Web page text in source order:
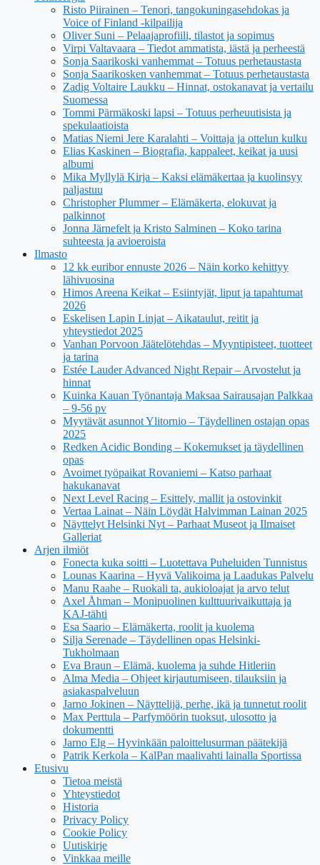
Risto Piirainen – Tenori, tangokuningasehdokas ja
Voice of Finland -kilpailija
Oliver Suni – Pelaajaprofiili, tilastot ja sopimus
Virpi Valtavaara – Tiedot ammatista, iästä ja perheestä
Sonja Saarikoski vanhemmat – Totuus perhetaustasta
Sonja Saarikosken vanhemmat – Totuus perhetaustasta
Zadig Voltaire Laukku – Hinnat, ostokanavat ja vertailu
Suomessa
Tommi Pärmäkoski lapsi – Totuus perheuutisista ja
spekulaatioista
Matias Niemi Jere Karalahti – Voittaja ja ottelun kulku
Elias Kaskinen – Biografia, kappaleet, keikat ja uusi
albumi
Mika Myllylä Kirja – Kaksi elämäkertaa ja kuolinsyy
paljastuu
Christopher Plummer – Elämäkerta, elokuvat ja
palkinnot
Jonna Järnefelt ja Kristo Salminen – Koko tarina
suhteesta ja avioeroista
Ilmasto
12 kk euribor ennuste 2026 – Näin korko kehittyy
lähivuosina
Himos Areena Keikat – Esiintyjät, liput ja tapahtumat
2026
Eskelisen Lapin Linjat – Aikataulut, reitit ja
yhteystiedot 2025
Vanhan Porvoon Jäätelötehdas – Myyntipisteet, tuotteet
ja tarina
Estée Lauder Advanced Night Repair – Arvostelut ja
hinnat
Kuinka Kauan Työnantaja Maksaa Sairausajan Palkkaa
– 9-56 pv
Myytävät asunnot Ylitornio – Täydellinen ostajan opas
2025
Redken Acidic Bonding – Kokemukset ja täydellinen
opas
Avoimet työpaikat Rovaniemi – Katso parhaat
hakukanavat
Next Level Racing – Esittely, mallit ja ostovinkit
Vertaa Lainat – Näin Löydät Halvimman Lainan 2025
Näyttelyt Helsinki Nyt – Parhaat Museot ja Ilmaiset
Galleriat
Arjen ilmiöt
Fonecta kuka soitti – Luotettava Puheluiden Tunnistus
Lounas Kaarina – Hyvä Valikoima ja Laadukas Palvelu
Manu Raahe – Ruokali ta, aukioloajat ja arvo telut
Axel Åhman – Monipuolinen kulttuurivaikuttaja ja
KAJ-tähti
Esa Saario – Elämäkerta, roolit ja kuolema
Silja Serenade – Täydellinen opas Helsinki-
Tukholmaan
Eva Braun – Elämä, kuolema ja suhde Hitleriin
Alma Media – Ohjeet kirjautumiseen, tilauksiin ja
asiakaspalveluun
Jarno Jokinen – Näyttelijä, perhe, ikä ja tunnetut roolit
Max Perttula – Parfymöörin tuoksut, ulosotto ja
dokumentti
Jarno Elg – Hyvinkään paloittelusurman päätekijä
Patrik Kerkola – KalPan maalivahti lainalla Sportissa
Etusivu
Tietoa meistä
Yhteystiedot
Historia
Privacy Policy
Cookie Policy
Uutiskirje
Vinkkaa meille